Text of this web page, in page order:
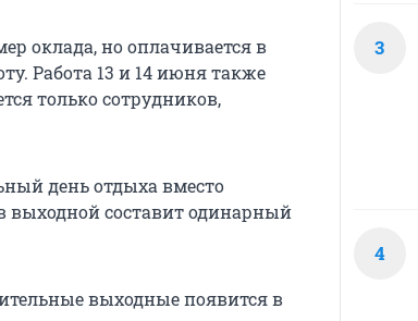
оклада, но оплачивается в
Работа 13 и 14 июня также
только сотрудников,
день отдыха вместо
выходной составит одинарный
выходные появится в
3
4